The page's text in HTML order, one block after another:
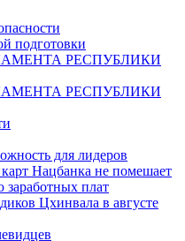
подготовки
РЕСПУБЛИКИ
РЕСПУБЛИКИ
для лидеров
Нацбанка не помешает
плат
Цхинвала в августе